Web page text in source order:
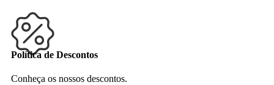
Política de Descontos
Conheça os nossos descontos.